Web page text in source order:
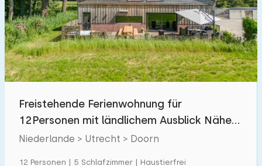
Freistehende Ferienwohnung für
12Personen mit ländlichem Ausblick Nähe
Utrechtse Heuvelrug
Niederlande > Utrecht > Doorn
12 Personen | 5 Schlafzimmer | Haustierfrei